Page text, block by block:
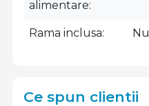
alimentare
Rama inclusa Nu
Ce spun clientii